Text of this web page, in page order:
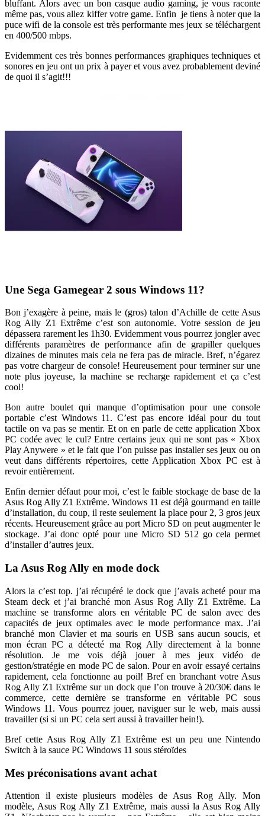
bluffant. Alors avec un bon casque audio gaming, je vous raconte
même pas, vous allez kiffer votre game. Enfin je tiens à noter que la
puce wifi de la console est très performante mes jeux se téléchargent
en 400/500 mbps.
Evidemment ces très bonnes performances graphiques techniques et
sonores en jeu ont un prix à payer et vous avez probablement deviné
de quoi il s’agit!!!
Une Sega Gamegear 2 sous Windows 11?
Bon j’exagère à peine, mais le (gros) talon d’Achille de cette Asus
Rog Ally Z1 Extrême c’est son autonomie. Votre session de jeu
dépassera rarement les 1h30. Evidemment vous pourrez jongler avec
différents paramètres de performance afin de grapiller quelques
dizaines de minutes mais cela ne fera pas de miracle. Bref, n’égarez
pas votre chargeur de console! Heureusement pour terminer sur une
note plus joyeuse, la machine se recharge rapidement et ça c’est
cool!
Bon autre boulet qui manque d’optimisation pour une console
portable c’est Windows 11. C’est pas encore idéal pour du tout
tactile on va pas se mentir. Et on en parle de cette application Xbox
PC codée avec le cul? Entre certains jeux qui ne sont pas « Xbox
Play Anywere » et le fait que l’on puisse pas installer ses jeux ou on
veut dans différents répertoires, cette Application Xbox PC est à
revoir entièrement.
Enfin dernier défaut pour moi, c’est le faible stockage de base de la
Asus Rog Ally Z1 Extrême. Windows 11 est déjà gourmand en taille
d’installation, du coup, il reste seulement la place pour 2, 3 gros jeux
récents. Heureusement grâce au port Micro SD on peut augmenter le
stockage. J’ai donc opté pour une Micro SD 512 go cela permet
d’installer d’autres jeux.
La Asus Rog Ally en mode dock
Alors la c’est top. j’ai récupéré le dock que j’avais acheté pour ma
Steam deck et j’ai branché mon Asus Rog Ally Z1 Extrême. La
machine se transforme alors en véritable PC de salon avec des
capacités de jeux optimales avec le mode performance max. J’ai
branché mon Clavier et ma souris en USB sans aucun soucis, et
mon écran PC a détecté ma Rog Ally directement à la bonne
résolution. Je me vois déjà jouer à mes jeux vidéo de
gestion/stratégie en mode PC de salon. Pour en avoir essayé certains
rapidement, cela fonctionne au poil! Bref en branchant votre Asus
Rog Ally Z1 Extrême sur un dock que l’on trouve à 20/30€ dans le
commerce, cette dernière se transforme en véritable PC sous
Windows 11. Vous pourrez jouer, naviguer sur le web, mais aussi
travailler (si si un PC cela sert aussi à travailler hein!).
Bref cette Asus Rog Ally Z1 Extrême est un peu une Nintendo
Switch à la sauce PC Windows 11 sous stéroïdes
Mes préconisations avant achat
Attention il existe plusieurs modèles de Asus Rog Ally. Mon
modèle, Asus Rog Ally Z1 Extrême, mais aussi la Asus Rog Ally